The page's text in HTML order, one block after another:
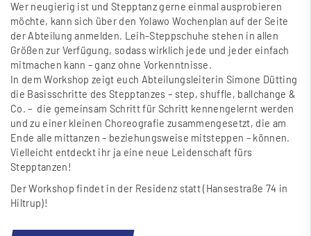
Wer neugierig ist und Stepptanz gerne einmal ausprobieren
möchte, kann sich über den Yolawo Wochenplan auf der Seite
der Abteilung anmelden. Leih-Steppschuhe stehen in allen
Größen zur Verfügung, sodass wirklich jede und jeder einfach
mitmachen kann – ganz ohne Vorkenntnisse.
In dem Workshop zeigt euch Abteilungsleiterin Simone Dütting
die Basisschritte des Stepptanzes – step, shuffle, ballchange &
Co. – die gemeinsam Schritt für Schritt kennengelernt werden
und zu einer kleinen Choreografie zusammengesetzt, die am
Ende alle mittanzen – beziehungsweise mitsteppen – können.
Vielleicht entdeckt ihr ja eine neue Leidenschaft fürs
Stepptanzen!
Der Workshop findet in der Residenz statt (Hansestraße 74 in
Hiltrup)!